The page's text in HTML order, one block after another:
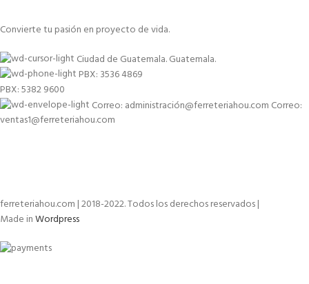
Convierte tu pasión en proyecto de vida.
Ciudad de Guatemala. Guatemala.
PBX: 3536 4869
PBX: 5382 9600
Correo: administración@ferreteriahou.com Correo:
ventas1@ferreteriahou.com
ferreteriahou.com | 2018-2022. Todos los derechos reservados |
Made inWordpress